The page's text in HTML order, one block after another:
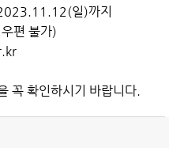
일)까지
편 불가)
꼭 확인하시기 바랍니다.